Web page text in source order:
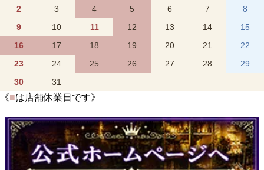
2
3 4 5 6 7
8
9
10 11 12 13 14
15
16
17 18 19 20 21
22
23
24 25 26 27 28
29
30
31
《■は店舗休業日です》